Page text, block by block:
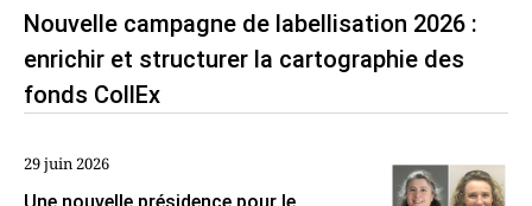
Nouvelle campagne de labellisation 2026 :
enrichir et structurer la cartographie des
fonds CollEx
29 juin 2026
Une nouvelle présidence pour le